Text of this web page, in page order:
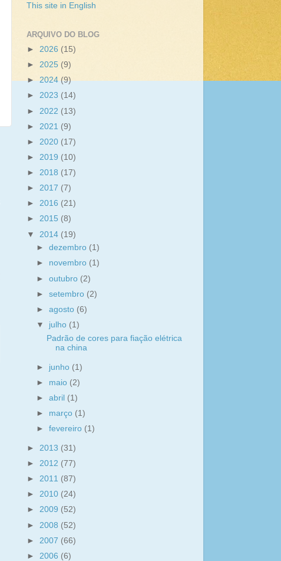
This site in English
ARQUIVO DO BLOG
► 2026 (15)
► 2025 (9)
►2024(9)
► 2023 (14)
► 2022 (13)
► 2021 (9)
► 2020 (17)
► 2019 (10)
► 2018 (17)
► 2017 (7)
► 2016 (21)
► 2015 (8)
▼ 2014 (19)
►dezembro (1)
► novembro (1)
►outubro (2)
►setembro (2)
►agosto (6)
▼ julho (1)
Padrão de cores para fiação elétrica
na china
► junho (1)
► maio (2)
►abril (1)
► março (1)
►fevereiro (1)
► 2013 (31)
► 2012 (77)
► 2011 (87)
► 2010 (24)
► 2009 (52)
► 2008 (52)
► 2007 (66)
► 2006 (6)